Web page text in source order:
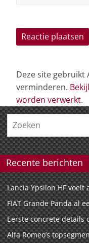
Deze site gebruikt
verminderen.
worden verwerkt.
Recente berichten
Lancia Ypsilon HF voelt
FIAT Grande Panda al
Eerste concrete details
Alfa Romeo’s